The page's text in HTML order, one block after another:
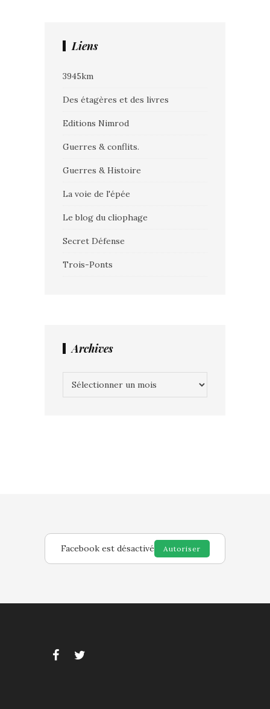
Liens
3945km
Des étagères et des livres
Editions Nimrod
Guerres & conflits.
Guerres & Histoire
La voie de l'épée
Le blog du cliophage
Secret Défense
Trois-Ponts
Archives
Facebook est désactivé Autoriser